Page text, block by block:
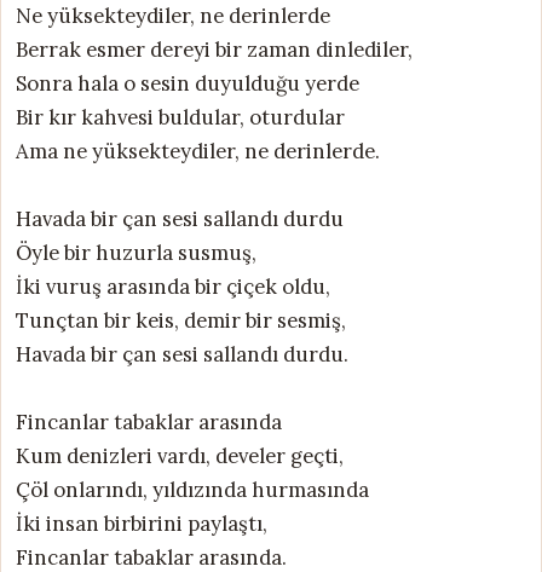
Ne yüksekteydiler, ne derinlerde
Berrak esmer dereyi bir zaman dinlediler,
Sonra hala o sesin duyulduğu yerde
Bir kır kahvesi buldular, oturdular
Ama ne yüksekteydiler, ne derinlerde.
Havada bir çan sesi sallandı durdu
Öyle bir huzurla susmuş,
İki vuruş arasında bir çiçek oldu,
Tunçtan bir keis, demir bir sesmiş,
Havada bir çan sesi sallandı durdu.
Fincanlar tabaklar arasında
Kum denizleri vardı, develer geçti,
Çöl onlarındı, yıldızında hurmasında
İki insan birbirini paylaştı,
Fincanlar tabaklar arasında.